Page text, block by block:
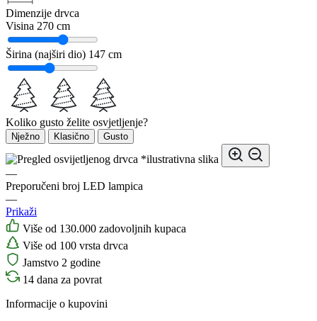
Dimenzije drvca
Visina 270 cm
Širina (najširi dio) 147 cm
Koliko gusto želite osvjetljenje?
Nježno Klasično Gusto
*ilustrativna slika
—
Preporučeni broj LED lampica
—
Prikaži
Više od 130.000 zadovoljnih kupaca
Više od 100 vrsta drvca
Jamstvo 2 godine
14 dana za povrat
Informacije o kupovini